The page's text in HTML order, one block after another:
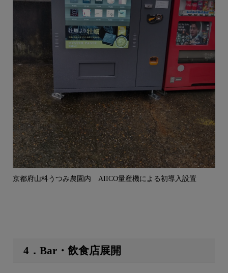
京都府山科うつみ農園内 AIICO量産機による初導入設置
4．Bar・飲食店展開